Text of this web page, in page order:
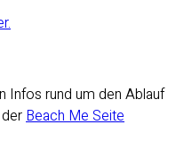
Infos rund um den Ablauf
Beach Me Seite